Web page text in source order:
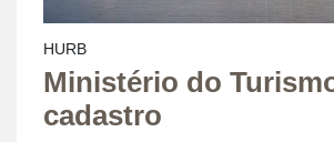
HURB
Ministério do
cadastro